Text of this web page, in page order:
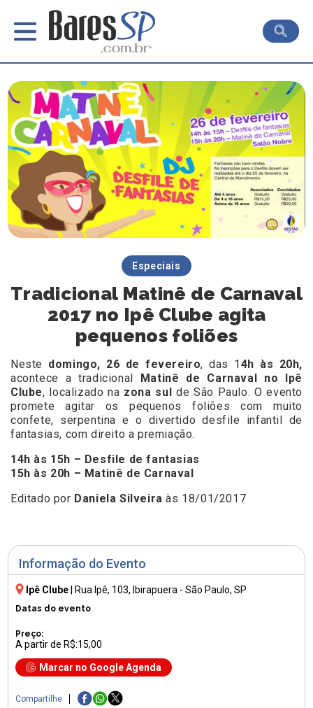
Informação do Evento
Ipê Clube Rua Ipê, 103, Ibirapuera - São Paulo, SP
Datas do evento
Preço:
A partir de R$:15,00
Marcar no Google Agenda
Compartilhe
Especiais
Tradicional Matinê de Carnaval
2017 no Ipê Clube agita
pequenos foliões
Neste domingo, 26 de fevereiro, das 1 4h às 20h,
acontece a tradicional
Matinê de Carnaval no Ipê
Clube, localizado na zona sul de São Paulo. O evento
promete agitar os pequenos foliões com muito
confete, serpentina e o divertido desfile infantil de
fantasias, com direito a premiação.
14h às 15h – Desfile de fantasias
15h às 20h – Matinê de Carnaval
Editado por Daniela Silveira às 18/01/2017